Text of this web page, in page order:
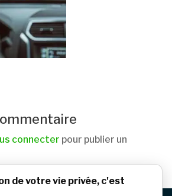
connecter pour publier un
de votre vie privée, c'est